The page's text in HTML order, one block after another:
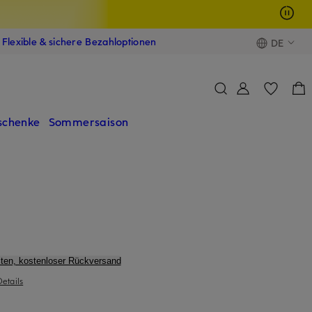
Flexible & sichere Bezahloptionen DE
Sommersaison
kostenloser Rückversand